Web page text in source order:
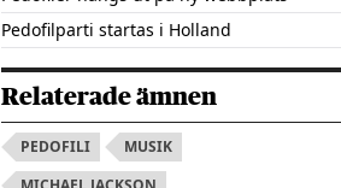
Pedofilparti startas i Holland
Relaterade ämnen
PEDOFILI
MUSIK